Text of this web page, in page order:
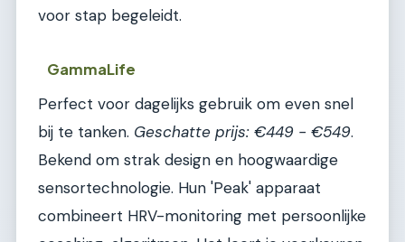
voor stap begeleidt.
GammaLife
Perfect voor dagelijks gebruik om even snel
bij te tanken. Geschatte prijs: €449 - €549.
Bekend om strak design en hoogwaardige
sensortechnologie. Hun 'Peak' apparaat
combineert HRV-monitoring met persoonlijke